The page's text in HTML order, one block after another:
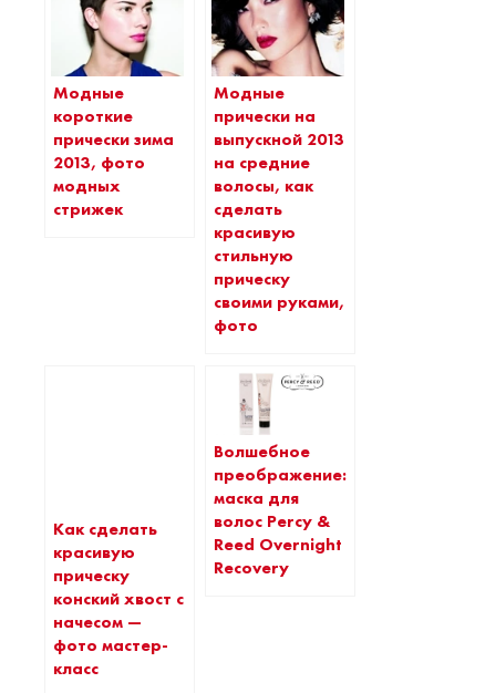
Модные
короткие
прически зима
2013, фото
модных
стрижек
Модные
прически на
выпускной 2013
на средние
волосы, как
сделать
красивую
стильную
прическу
своими руками,
фото
Как сделать
красивую
прическу
конский хвост с
начесом —
фото мастер-
класс
Волшебное
преображение:
маска для
волос Percy &
Reed Overnight
Recovery